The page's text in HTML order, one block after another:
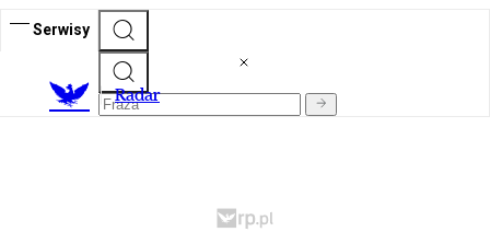
Serwisy
Radar